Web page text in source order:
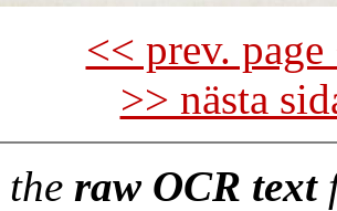
<< prev.
>> nästa
raw OCR text